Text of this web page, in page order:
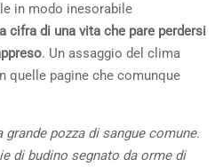
in modo inesorabile
cifra di una vita che pare perdersi
. Un assaggio del clima
quelle pagine che comunque
pozza di sangue comune.
di budino segnato da orme di